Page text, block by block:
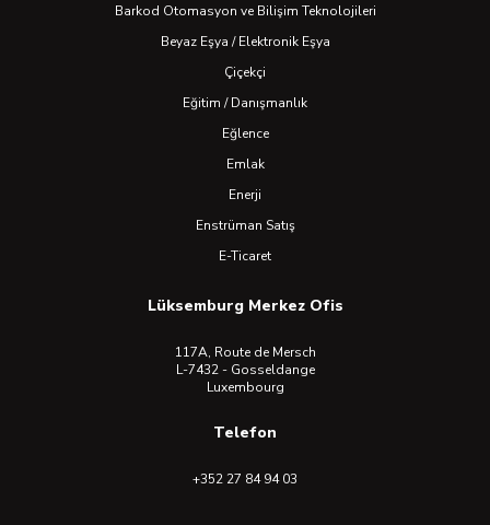
Barkod Otomasyon ve Bilişim Teknolojileri
Beyaz Eşya / Elektronik Eşya
Çiçekçi
Eğitim / Danışmanlık
Eğlence
Emlak
Enerji
Enstrüman Satış
E-Ticaret
Lüksemburg Merkez Ofis
117A, Route de Mersch
L-7432 - Gosseldange
Luxembourg
Telefon
+352 27 84 94 03